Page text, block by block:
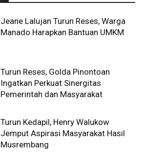
Jeane Lalujan Turun Reses, Warga
Manado Harapkan Bantuan UMKM
Turun Reses, Golda Pinontoan
Ingatkan Perkuat Sinergitas
Pemerintah dan Masyarakat
Turun Kedapil, Henry Walukow
Jemput Aspirasi Masyarakat Hasil
Musrembang